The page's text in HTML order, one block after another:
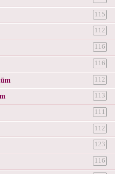
115
112
116
116
112
113
111
112
123
116